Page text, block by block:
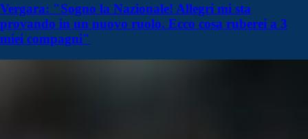
Vergara: "Sogno la Nazionale! Allegri mi sta
provando in un nuovo ruolo. Ecco cosa ruberei a 3
miei compagni"